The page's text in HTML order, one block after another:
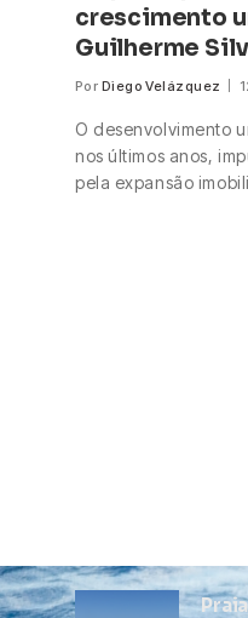
crescimento
Guilherme
Por Diego Velázquez
O desenvolvimento
nos últimos anos,
pela expansão